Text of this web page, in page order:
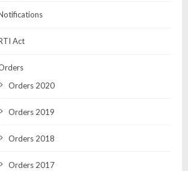
Act
Orders 2020
Orders 2019
Orders 2018
Orders 2017